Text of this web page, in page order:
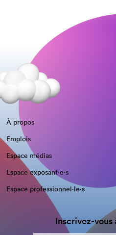
À propos
Emplois
Espace médias
Espace exposant·e⋅s
Espace professionnel·le⋅s
Inscrivez-